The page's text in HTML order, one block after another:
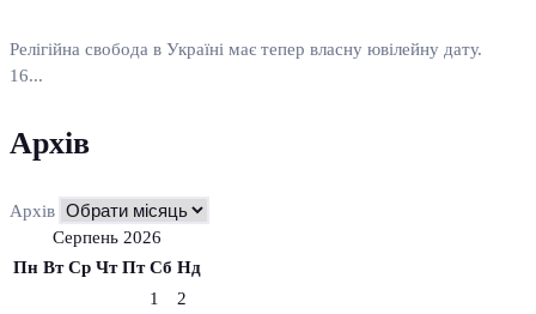
Релігійна свобода в Україні має тепер власну ювілейну дату.
16...
Архів
Архів
Серпень 2026
Пн Вт Ср Чт Пт Сб Нд
1
2